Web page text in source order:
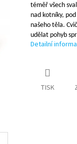
téměř všech
nad kotníky,
našeho těla.
udělat pohyb
Detailní
TISK